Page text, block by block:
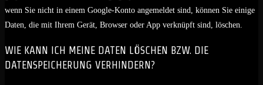
wenn Sie nicht in einem Google-Konto angemeldet sind, können Sie einige
Daten, die mit Ihrem Gerät, Browser oder App verknüpft sind, löschen.
WIE KANN ICH MEINE DATEN LÖSCHEN BZW. DIE
DATENSPEICHERUNG VERHINDERN?